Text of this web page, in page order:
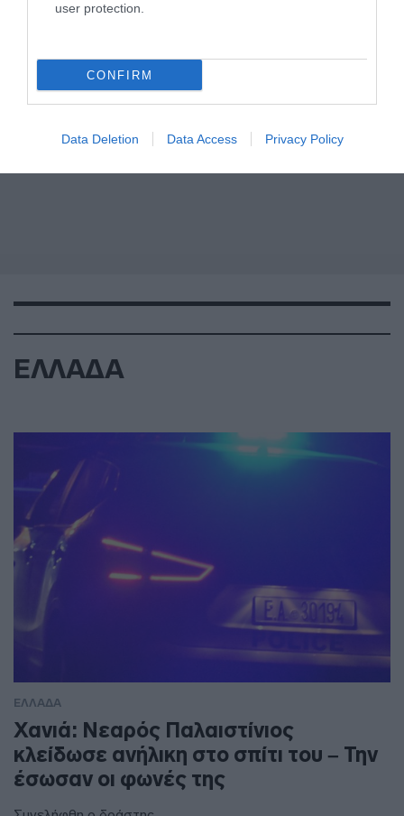
user protection.
CONFIRM
Data Deletion Data Access Privacy Policy
ΕΛΛΑΔΑ
ΕΛΛΑΔΑ
Χανιά: Νεαρός Παλαιστίνιος
κλείδωσε ανήλικη στο σπίτι του – Την
έσωσαν οι φωνές της